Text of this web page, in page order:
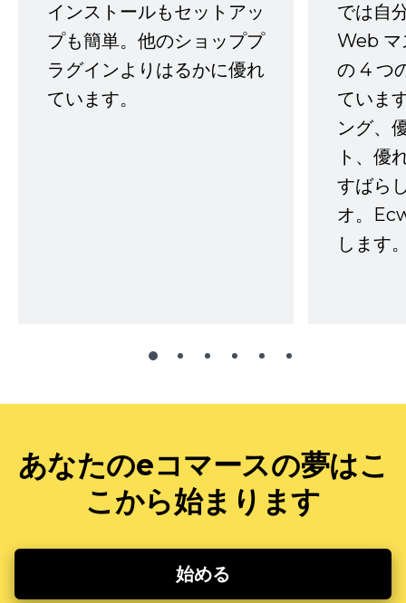
インストールもセットアッ
プも簡単。他のショッププ
ラグインよりはるかに優れ
ています。
では自
Web マ
の 4 つ
ていま
ング、
ト、優
すばら
オ。
します
あなたのeコマースの夢はこ
こから始まります
始める